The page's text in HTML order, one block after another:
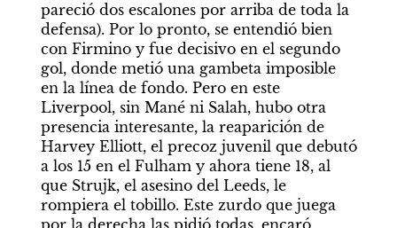
pareció dos escalones por arriba de toda la
defensa). Por lo pronto, se entendió bien
con Firmino y fue decisivo en el segundo
gol, donde metió una gambeta imposible
en la línea de fondo. Pero en este
Liverpool, sin Mané ni Salah, hubo otra
presencia interesante, la reaparición de
Harvey Elliott, el precoz juvenil que debutó
a los 15 en el Fulham y ahora tiene 18, al
que Strujk, el asesino del Leeds, le
rompiera el tobillo. Este zurdo que juega
por la derecha las pidió todas, encaró